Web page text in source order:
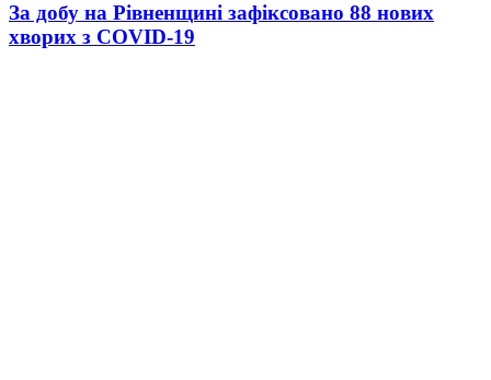
За добу на Рівненщині зафіксовано 88 нових
хворих з COVID-19